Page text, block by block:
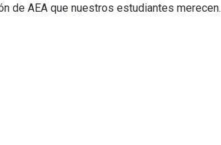
de AEA que nuestros estudiantes merecen.